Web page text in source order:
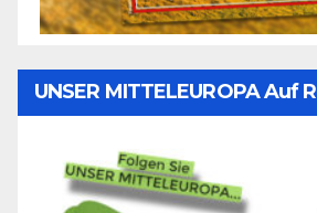
UNSER MITTELEUROPA Auf